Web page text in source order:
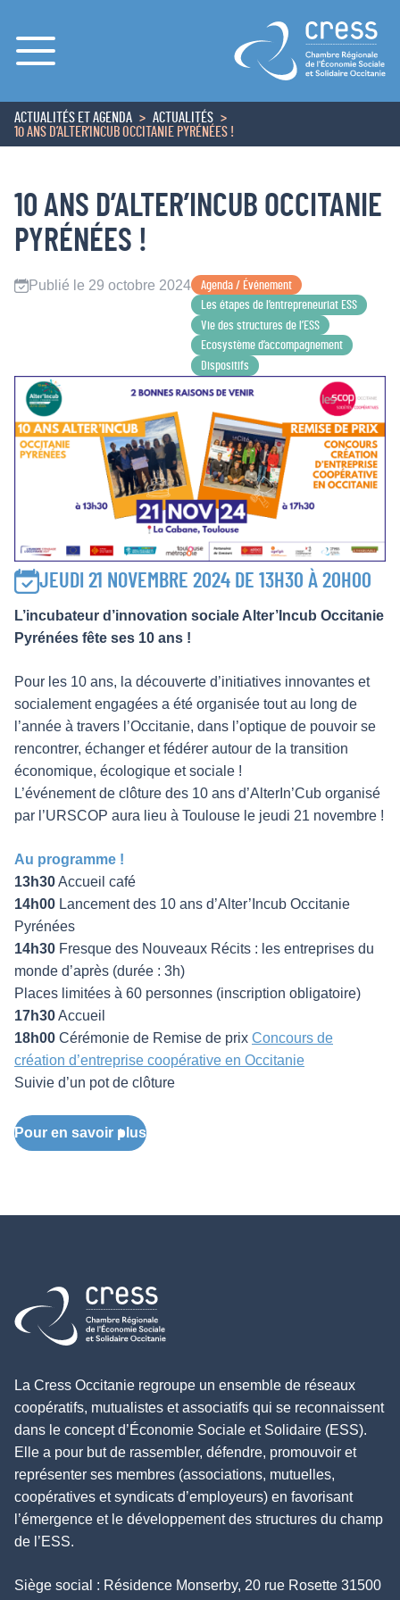
Menu
ACCUEIL
ACTUALITÉS ET AGENDA
ACTUALITÉS
10 ANS D’ALTER’INCUB OCCITANIE PYRÉNÉES !
10 ANS D’ALTER’INCUB OCCITANIE
PYRÉNÉES !
Publié le 29 octobre 2024
Agenda / Événement
Les étapes de l’entrepreneuriat ESS
Vie des structures de l’ESS
Ecosystème d’accompagnement
Dispositifs
JEUDI 21 NOVEMBRE 2024 DE 13H30 À 20H00
L’incubateur d’innovation sociale Alter’Incub Occitanie
Pyrénées fête ses 10 ans !
Pour les 10 ans, la découverte d’initiatives innovantes et
socialement engagées a été organisée tout au long de
l’année à travers l’Occitanie, dans l’optique de pouvoir se
rencontrer, échanger et fédérer autour de la transition
économique, écologique et sociale !
L’événement de clôture des 10 ans d’AlterIn’Cub organisé
par l’URSCOP aura lieu à Toulouse le jeudi 21 novembre !
Au programme !
13h30Accueil café
14h00 Lancement des 10 ans d’Alter’Incub Occitanie
Pyrénées
14h30 Fresque des Nouveaux Récits : les entreprises du
monde d’après (durée : 3h)
Places limitées à 60 personnes (inscription obligatoire)
17h30Accueil
18h00 Cérémonie de Remise de prix Concours de
création d’entreprise coopérative en Occitanie
Suivie d’un pot de clôture
Pour en savoir plus
Retour à l'accueil
La Cress Occitanie regroupe un ensemble de réseaux
coopératifs, mutualistes et associatifs qui se reconnaissent
dans le concept d’Économie Sociale et Solidaire (ESS).
Elle a pour but de rassembler, défendre, promouvoir et
représenter ses membres (associations, mutuelles,
coopératives et syndicats d’employeurs) en favorisant
l’émergence et le développement des structures du champ
de l’ESS.
Siège social : Résidence Monserby, 20 rue Rosette 31500